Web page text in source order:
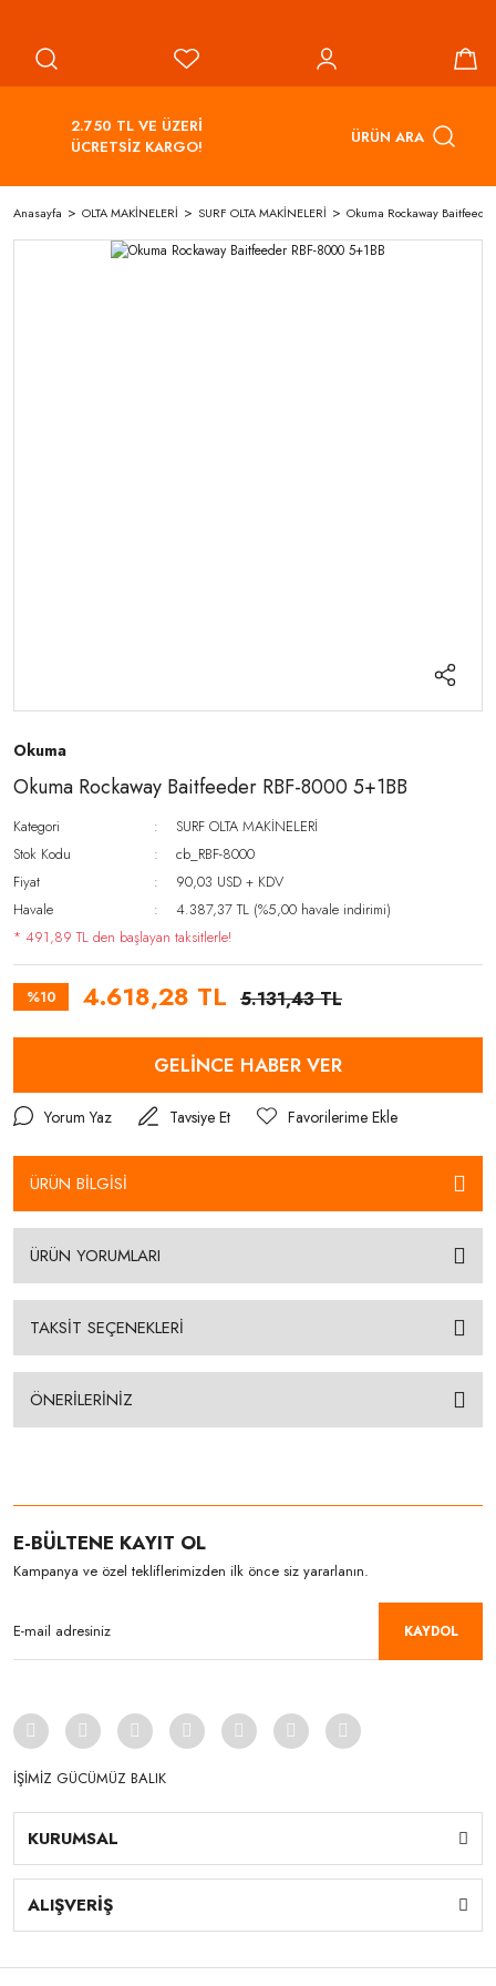
2.750 TL VE ÜZERİ
ÜCRETSİZ KARGO!
ÜRÜN ARA
Anasayfa OLTA MAKİNELERİ SURF OLTA MAKİNELERİ Okuma Rockaway
Okuma
Okuma Rockaway Baitfeeder RBF-8000 5+1BB
Kategori
SURF OLTA MAKİNELERİ
Stok Kodu
cb_RBF-8000
Fiyat
90,03 USD + KDV
Havale
4.387,37 TL (%5,00 havale indirimi)
* 491,89 TL den başlayan taksitlerle!
%10 4.618,28 TL 5.131,43 TL
GELİNCE HABER VER
Yorum Yaz Tavsiye Et
ÜRÜN BİLGİSİ
ÜRÜN YORUMLARI
TAKSİT SEÇENEKLERİ
ÖNERİLERİNİZ
E-BÜLTENE KAYIT OL
Kampanya ve özel tekliflerimizden ilk önce siz yararlanın.
KAYDOL
İŞİMİZ GÜCÜMÜZ BALIK
KURUMSAL
ALIŞVERİŞ